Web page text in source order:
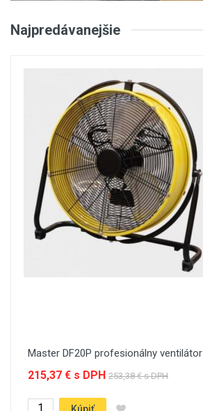
Najpredávanejšie
Master DF20P profesionálny ventilátor
215,37 € s DPH 253,38 € s DPH
Kúpiť